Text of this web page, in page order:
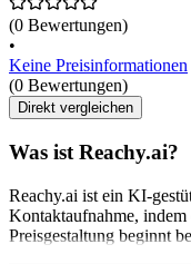
(0 Bewertungen)
•
Keine Preisinformationen
(0 Bewertungen)
Direkt vergleichen
Was ist Reachy.ai?
Reachy.ai ist ein KI-
Kontaktaufnahme,
Preisgestaltung beginnt